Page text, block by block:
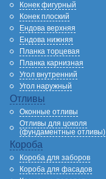
Конек фигурный
Конек плоский
Ендова верхняя
Ендова нижняя
Планка торцевая
Планка карнизная
Угол внутренний
Угол наружный
Отливы
Оконные отливы
Отливы для цоколя
(фундаментные отливы)
Короба
Короба для заборов
Короба для фасадов